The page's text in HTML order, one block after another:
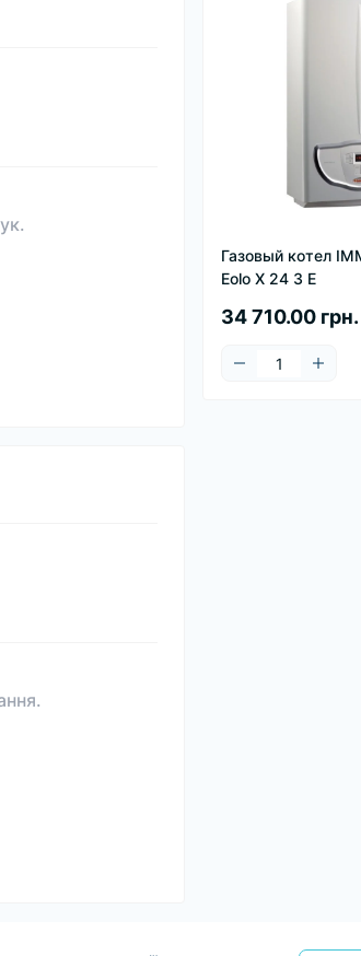
Газовый котел
Eolo X 24 3 E
34 710.00 грн.